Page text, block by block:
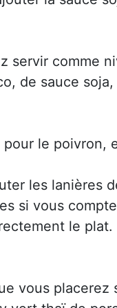
servir comme
de sauce
le poivron,
les lanières
si vous
le plat.
vous placerez